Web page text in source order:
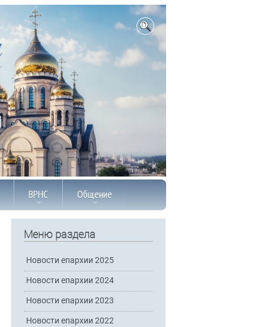
ВРНС Общение
Меню раздела
Новости епархии 2025
Новости епархии 2024
Новости епархии 2023
Новости епархии 2022